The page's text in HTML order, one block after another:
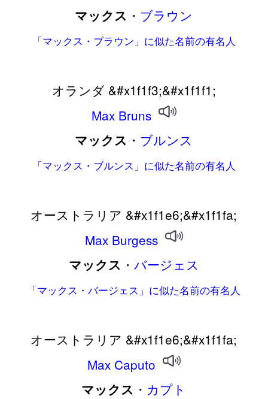
マックス ・ ブラウン
「マックス・ブラウン」に似た名前の有名人
オランダ &#x1f1f3;&#x1f1f1;
Max Bruns
マックス ・ ブルンス
「マックス・ブルンス」に似た名前の有名人
オーストラリア &#x1f1e6;&#x1f1fa;
Max Burgess
マックス ・ バージェス
「マックス・バージェス」に似た名前の有名人
オーストラリア &#x1f1e6;&#x1f1fa;
Max Caputo
マックス ・ カプト